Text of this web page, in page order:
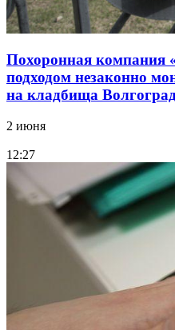
Похоронная компания
подходом незаконно
на кладбища
2 июня
12:27